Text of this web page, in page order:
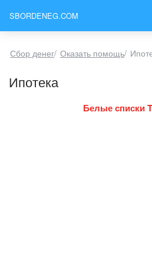
SBORDENEG.COM
Сбор денег/ Оказать помощь/
Ипотека
Белые списки